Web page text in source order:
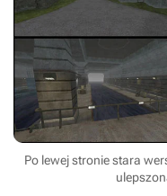
Po lewej stronie stara